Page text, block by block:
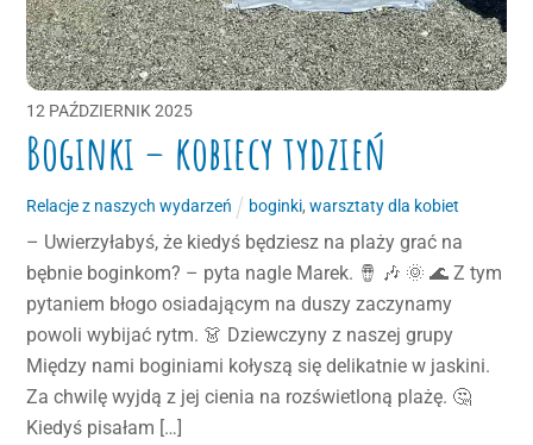
12 PAŹDZIERNIK 2025
Boginki – kobiecy tydzień
Relacje z naszych wydarzeń boginki, warsztaty dla kobiet
– Uwierzyłabyś, że kiedyś będziesz na plaży grać na
bębnie boginkom? – pyta nagle Marek. 🪘 🎶 🌞 🌊 Z tym
pytaniem błogo osiadającym na duszy zaczynamy
powoli wybijać rytm. 👗 Dziewczyny z naszej grupy
Między nami boginiami kołyszą się delikatnie w jaskini.
Za chwilę wyjdą z jej cienia na rozświetloną plażę. 🤔
Kiedyś pisałam […]